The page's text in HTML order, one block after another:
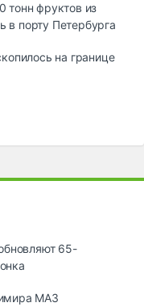
тонн фруктов из
порту Петербурга
на границе
65-
МАЗ